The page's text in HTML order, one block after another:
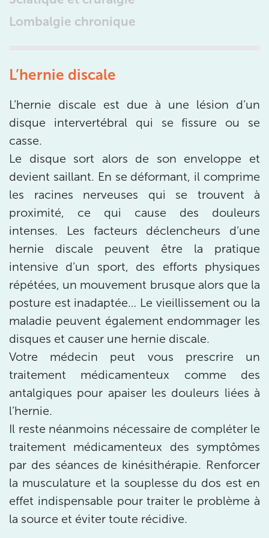
Lombalgie chronique
L’hernie discale
L’hernie discale est due à une lésion d’un
disque intervertébral qui se fissure ou se
casse.
Le disque sort alors de son enveloppe et
devient saillant. En se déformant, il comprime
les racines nerveuses qui se trouvent à
proximité, ce qui cause des douleurs
intenses. Les facteurs déclencheurs d’une
hernie discale peuvent être la pratique
intensive d’un sport, des efforts physiques
répétées, un mouvement brusque alors que la
posture est inadaptée… Le vieillissement ou la
maladie peuvent également endommager les
disques et causer une hernie discale.
Votre médecin peut vous prescrire un
traitement médicamenteux comme des
antalgiques pour apaiser les douleurs liées à
l’hernie.
Il reste néanmoins nécessaire de compléter le
traitement médicamenteux des symptômes
par des séances de kinésithérapie. Renforcer
la musculature et la souplesse du dos est en
effet indispensable pour traiter le problème à
la source et éviter toute récidive.
3 Av. André Morizet 92100 Boulogne-
Prenez RDV sur
380 Av. de la Division Leclerc 92290
Châtenay-Malabry
380 Av. de la Division Leclerc 92290 Châtenay-
01 43 50 05 24
Prenez RDV sur
Prenez RDV sur
IK PARIS 17 – VILLIERS
68 Av. de Villiers 75017 Paris
68 Av. de Villiers 75017 Paris
01 44 90 90 40
Prenez RDV sur
Prenez RDV sur
IK PARIS 8 – SAINT-LAZARE
20 Rue de la Pépinière 75008 Paris
20 Rue de la Pépinière 75008 Paris
01 55 06 05 07
Prenez RDV sur
Prenez RDV sur